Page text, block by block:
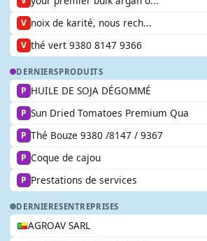
V noix de karité, nous rech...
V thé vert 9380 8147 9366
DERNIERSPRODUITS
P HUILE DE SOJA DÉGOMMÉ
P Sun Dried Tomatoes Premium Qua
P Thé Bouze 9380 /8147 / 9367
P Coque de cajou
P Prestations de services
DERNIERESENTREPRISES
AGROAV SARL